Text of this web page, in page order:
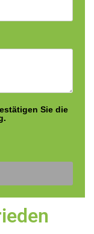
Sie die